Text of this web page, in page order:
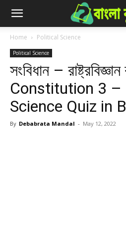
Home Political Science
Political Science
সংবিধান –
Constitution 3 –
Science Quiz in
By Debabrata Mandal - May 12, 2022